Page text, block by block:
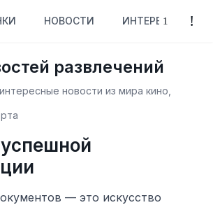
НОВОСТИ ИНТЕРЕСНОЕ
развлечений
новости из мира кино,
— это искусство